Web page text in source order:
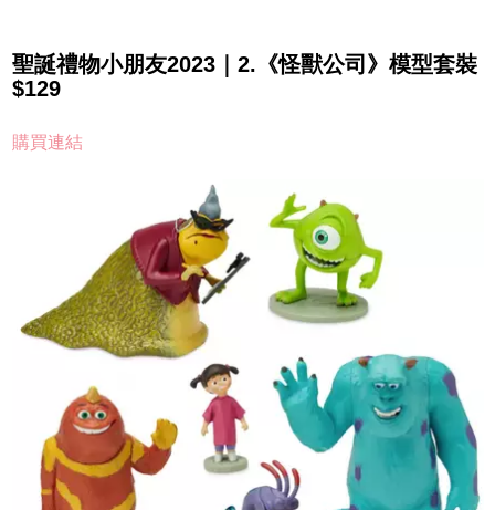
聖誕禮物小朋友2023｜2.《怪獸公司》模型套裝
$129
購買連結